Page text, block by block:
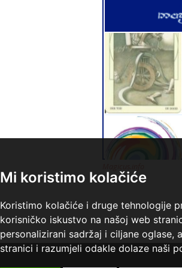
Mi koristimo kolačiće
Koristimo kolačiće i druge tehnologije
korisničko iskustvo na našoj web
personalizirani sadržaj i ciljane oglase,
stranici i razumjeli odakle dolaze naši
Tarot
TEHNIKE:
visak, yi ching,